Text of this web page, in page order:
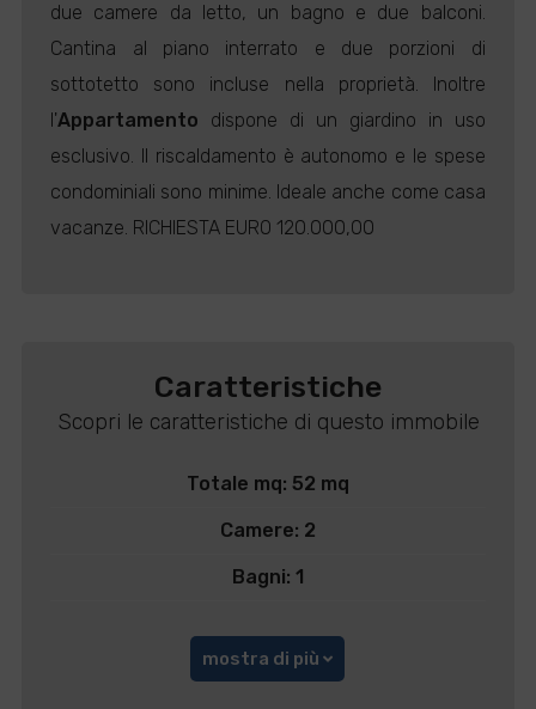
due camere da letto, un bagno e due balconi.
Cantina al piano interrato e due porzioni di
sottotetto sono incluse nella proprietà. Inoltre
l'Appartamento dispone di un giardino in uso
esclusivo. Il riscaldamento è autonomo e le spese
condominiali sono minime. Ideale anche come casa
vacanze. RICHIESTA EURO 120.000,00
Caratteristiche
Scopri le caratteristiche di questo immobile
Totale mq: 52 mq
Camere: 2
Bagni: 1
mostra di più